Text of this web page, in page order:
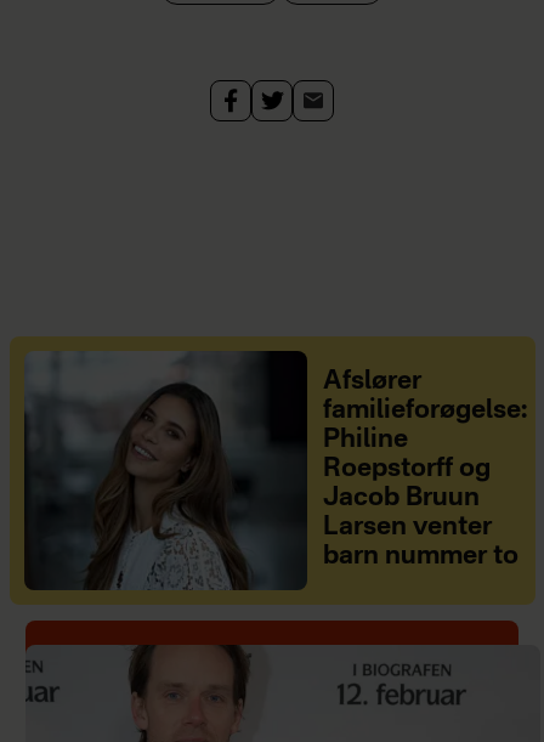
Afslører
familieforøgelse:
Philine
Roepstorff og
Jacob Bruun
Larsen venter
barn nummer to